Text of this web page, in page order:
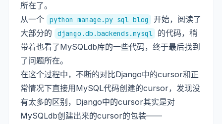
所在了。
从一个
python manage.py sql blog
开始，阅读了
大部分的
django.db.backends.mysql
的代码，稍
带着也看了MySQLdb库的一些代码，终于最后找到
了问题所在。
在这个过程中，不断的对比Django中的cursor和正
常情况下直接用MySQL代码创建的cursor，发现没
有太多的区别，Django中的cursor其实是对
MySQLdb创建出来的cursor的包装——